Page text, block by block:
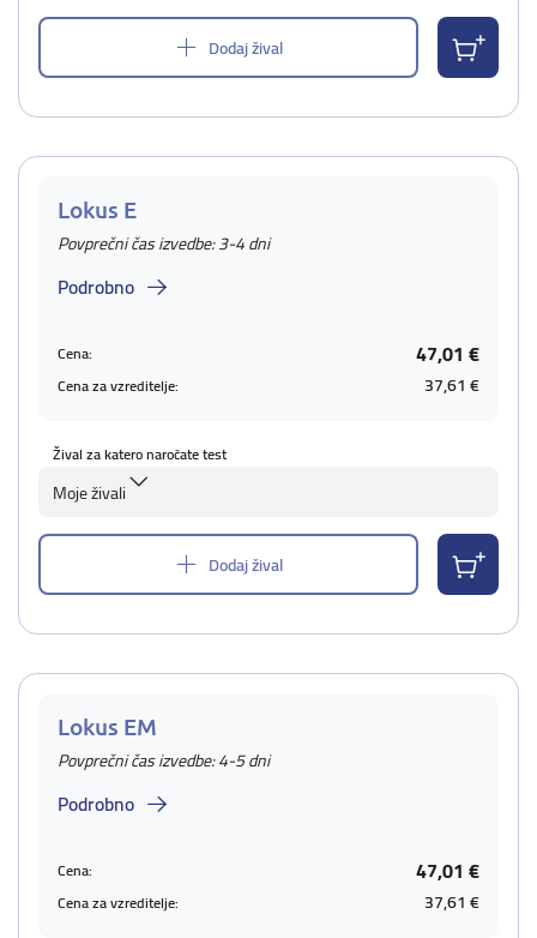
Dodaj žival
Lokus E
Povprečni čas izvedbe: 3-4 dni
Podrobno
Cena: 47,01 €
Cena za vzreditelje: 37,61 €
Žival za katero naročate test
Moje živali
Dodaj žival
Lokus EM
Povprečni čas izvedbe: 4-5 dni
Podrobno
Cena: 47,01 €
Cena za vzreditelje: 37,61 €